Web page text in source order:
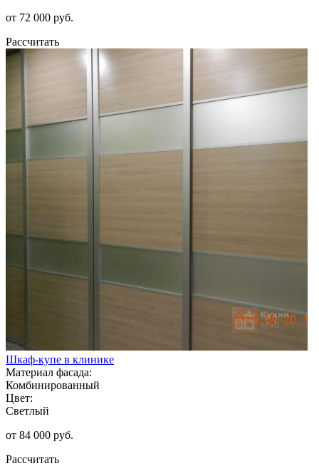
от 72 000 руб.
Рассчитать
Шкаф-купе в клинике
Материал фасада:
Комбинированный
Цвет:
Светлый
от 84 000 руб.
Рассчитать